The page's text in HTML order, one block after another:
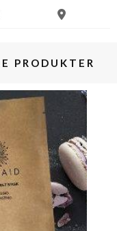
PRODUKTER